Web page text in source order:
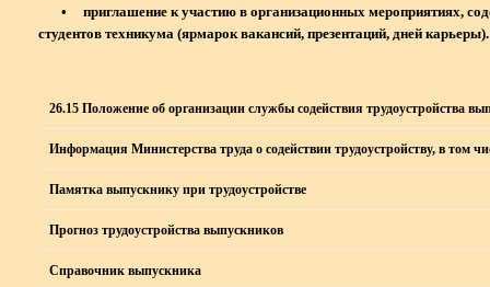
• приглашение к участию в организационных мероприятиях,
студентов техникума (ярмарок вакансий, презентаций, дней карьеры).
26.15 Положение об организации службы содействия трудоустройства
Информация Министерства труда о содействии трудоустройству, в том
Памятка выпускнику при трудоустройстве
Прогноз трудоустройства выпускников
Справочник выпускника